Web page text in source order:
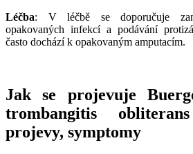
Léčba: V léčbě se doporučuje
opakovaných infekcí a podávání
často dochází k opakovaným amputacím.
Jak se projevuje
trombangitis
projevy, symptomy